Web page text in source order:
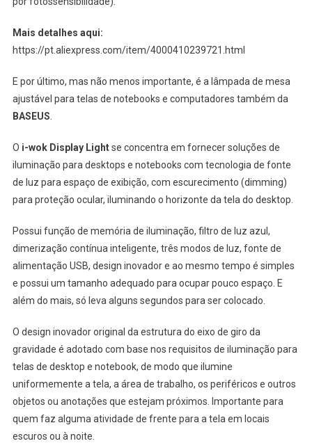
Mais detalhes aqui:
https://pt.aliexpress.com/item/4000410239721.html
E por último, mas não menos importante, é a lâmpada de mesa
ajustável para telas de notebooks e computadores também da
BASEUS.
O i-wok Display Lightse concentra em fornecer soluções de
iluminação para desktops e notebooks com tecnologia de fonte
de luz para espaço de exibição, com escurecimento (dimming)
para proteção ocular, iluminando o horizonte da tela do desktop.
Possui função de memória de iluminação, filtro de luz azul,
dimerização contínua inteligente, três modos de luz, fonte de
alimentação USB, design inovador e ao mesmo tempo é simples
e possui um tamanho adequado para ocupar pouco espaço. E
além do mais, só leva alguns segundos para ser colocado.
O design inovador original da estrutura do eixo de giro da
gravidade é adotado com base nos requisitos de iluminação para
telas de desktop e notebook, de modo que ilumine
uniformemente a tela, a área de trabalho, os periféricos e outros
objetos ou anotações que estejam próximos. Importante para
quem faz alguma atividade de frente para a tela em locais
escuros ou à noite.